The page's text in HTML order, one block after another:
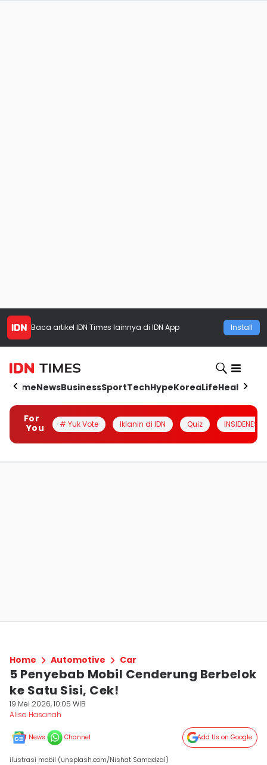
Baca artikel IDN Times lainnya di IDN App Install
HomeNewsBusinessSportTechHypeKoreaLifeHealth
For
You
# Yuk Vote Iklanin di IDN Quiz INSIDENESIA
Home Automotive Car
5 Penyebab Mobil Cenderung Berbelok
ke Satu Sisi, Cek!
19 Mei 2026, 10:05 WIB
Alisa Hasanah
News Channel Add Us on Google
ilustrasi mobil (unsplash.com/Nishat Samadzai)